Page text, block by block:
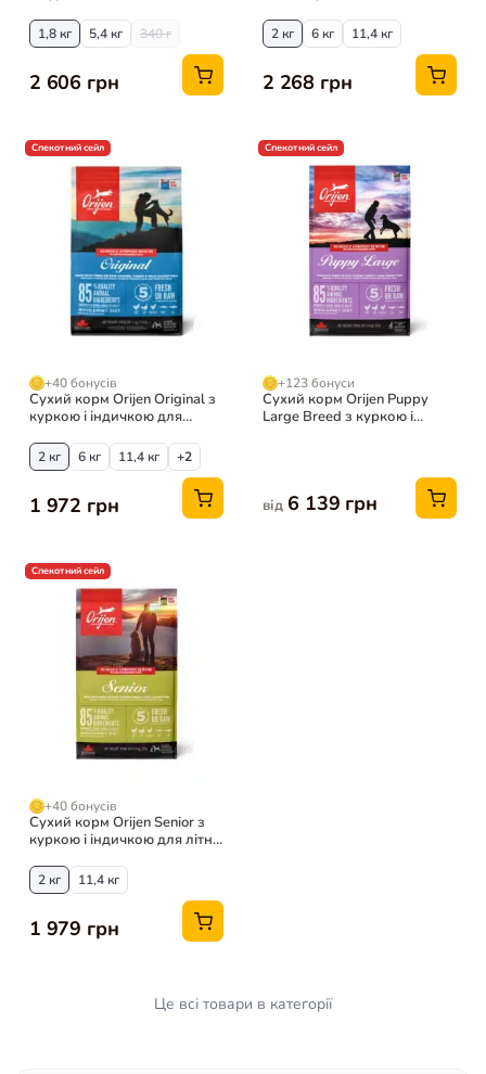
1,8 кг 5,4 кг 340 г
2 606 грн
2 кг 6 кг 11,4 кг
2 268 грн
Спекотний сейл
+40 бонусів
Сухий корм Orijen Original з
куркою і індичкою для
2 кг 6 кг 11,4 кг +2
1 972 грн
Спекотний сейл
+123 бонуси
Сухий корм Orijen Puppy
Large Breed з куркою і
від6 139 грн
Спекотний сейл
+40 бонусів
Сухий корм Orijen Senior з
куркою і індичкою для літніх
2 кг 11,4 кг
1 979 грн
Це всі товари в категорії